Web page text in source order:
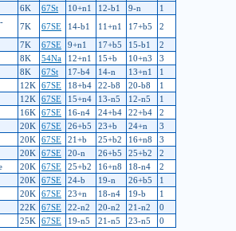
6K 67St 10+n1 12-b1 9-n
1
7K 67SE 14-b1 11+n1 17+b5
2
7K 67SE 9+n1 17+b5 15-b1
2
8K 54Na 12+n1 15+b 10+n3
3
8K 67St 17-b4 14-n 13+n1
1
12K 67SE 18+b4 22-b8 20-b8
1
12K 67SE 15+n4 13-n5 12-n5
1
16K 67SE 16-n4 24+b4 22+b4
2
20K 67SE 26+b5 23+b 24+n
3
20K 67SE 21+b 25+b2 16+n8
3
20K 67SE 20-n 26+b5 25+b2
2
20K 67SE 25+b2 16+n8 18-n4
2
20K 67SE 24-b 19-n 26+b5
1
20K 67SE 23+n 18-n4 19-b
1
22K 67SE 22-n2 20-n2 21-n2
0
25K 67SE 19-n5 21-n5 23-n5 0